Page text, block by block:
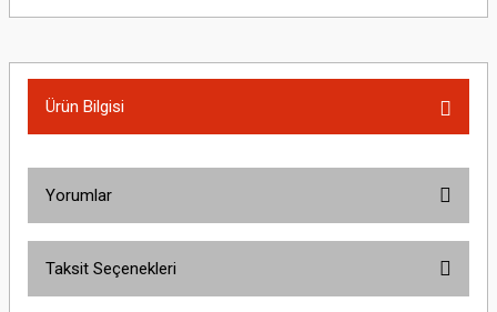
Ürün Bilgisi
Yorumlar
Taksit Seçenekleri